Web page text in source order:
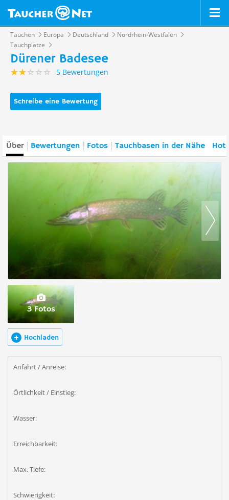
Tauchen Europa Deutschland
Nordrhein-Westfalen
Tauchplätze
Dürener Badesee
5 Bewertungen
Schreibe eine Bewertung
Über Bewertungen Fotos Tauchbasen in der Nähe
3 Fotos
Hochladen
Anfahrt / Anreise:
Örtlichkeit / Einstieg:
Wasser:
Erreichbarkeit:
Max. Tiefe:
Schwierigkeit: